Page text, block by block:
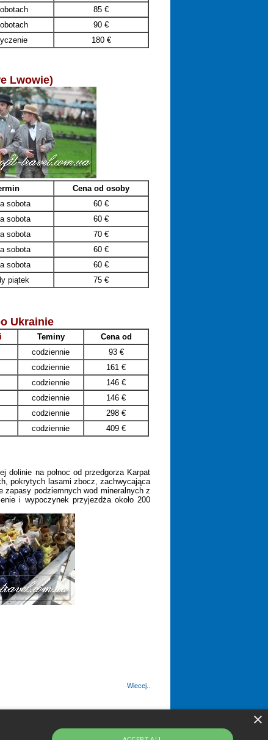
85 €
90 €
180 €
Lwowie)
Cena od osoby
sobota 60 €
sobota 60 €
sobota 70 €
sobota 60 €
sobota 60 €
piątek 75 €
Ukrainie
Teminy
Cena od
codziennie
93 €
codziennie
161 €
codziennie
146 €
codziennie
146 €
codziennie
298 €
codziennie
409 €
dolinie na połnoc od przedgorza Karpat
pokrytych lasami zbocz, zachwycająca
zapasy podziemnych wod mineralnych z
i wypoczynek przyjezdża około 200
Wiecej..
×